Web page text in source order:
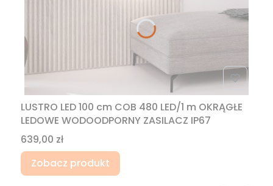
LUSTRO LED 100 cm COB 480 LED/1 m OKRĄGŁE
LEDOWE WODOODPORNY ZASILACZ IP67
Cena
639,00 zł
Zobacz produkt